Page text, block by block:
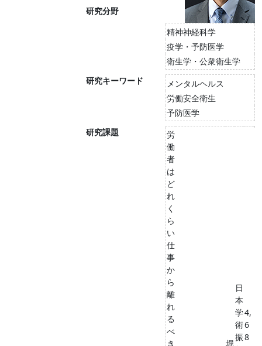
研究分野
精神神経科学
疫学・予防医学
衛生学・公衆衛生学
研究キーワード
メンタルヘルス
労働安全衛生
予防医学
研究課題
労
働
者
は
ど
れ
く
ら
い
仕
事
か
ら
離
れ
る
べ
き
堀
日
本
学
術
振
4,
6
8